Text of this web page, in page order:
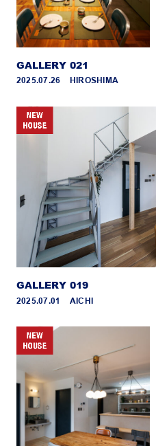
GALLERY 021
2025.07.26 _ HIROSHIMA
GALLERY 019
2025.07.01 _ AICHI